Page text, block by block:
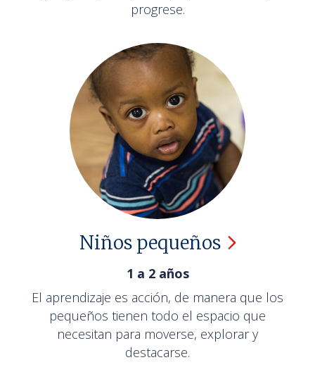
progrese.
Niños pequeños
1 a 2 años
El aprendizaje es acción, de manera que los
pequeños tienen todo el espacio que
necesitan para moverse, explorar y
destacarse.